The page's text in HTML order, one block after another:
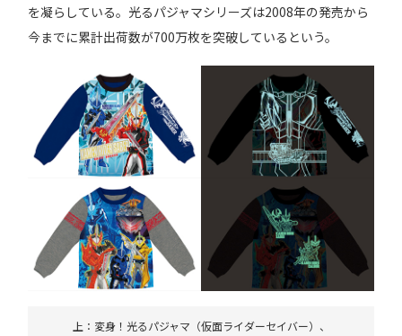
を凝らしている。光るパジャマシリーズは2008年の発売から
今までに累計出荷数が700万枚を突破しているという。
上：変身！光るパジャマ（仮面ライダーセイバー）、